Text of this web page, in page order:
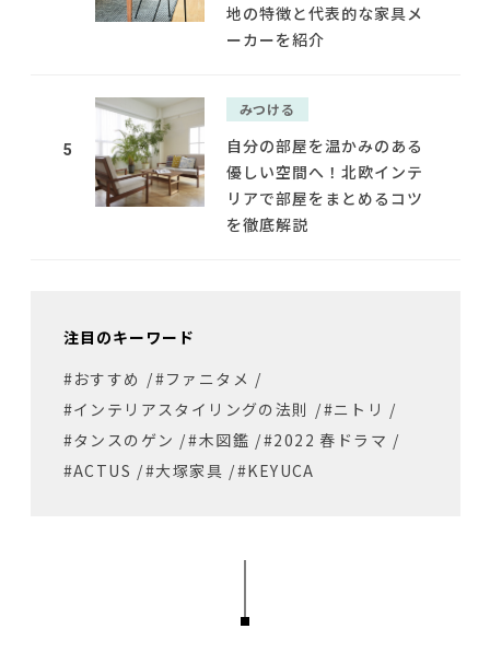
地の特徴と代表的な家具メ
ーカーを紹介
5
みつける
自分の部屋を温かみのある
優しい空間へ！北欧インテ
リアで部屋をまとめるコツ
を徹底解説
注目のキーワード
#おすすめ /#ファニタメ /
#インテリアスタイリングの法則 /#ニトリ /
#タンスのゲン /#木図鑑 /#2022 春ドラマ /
#ACTUS /#大塚家具 /#KEYUCA